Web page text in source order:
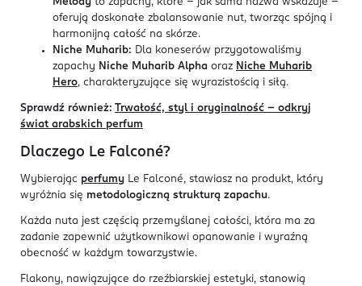
oferują doskonałe zbalansowanie nut, tworząc spójną i
harmonijną całość na skórze.
Niche Muharib: Dla koneserów przygotowaliśmy
zapachy Niche Muharib Alpha oraz Niche Muharib
Hero, charakteryzujące się wyrazistością i siłą.
Sprawdź również:
Trwałość, styl i oryginalność – odkryj
świat arabskich perfum
Dlaczego Le Falconé?
Wybierając perfumy Le Falconé, stawiasz na produkt, który
wyróżnia się metodologiczną strukturą zapachu.
Każda nuta jest częścią przemyślanej całości, która ma za
zadanie zapewnić użytkownikowi opanowanie i wyraźną
obecność w każdym towarzystwie.
Flakony, nawiązujące do rzeźbiarskiej estetyki, stanowią